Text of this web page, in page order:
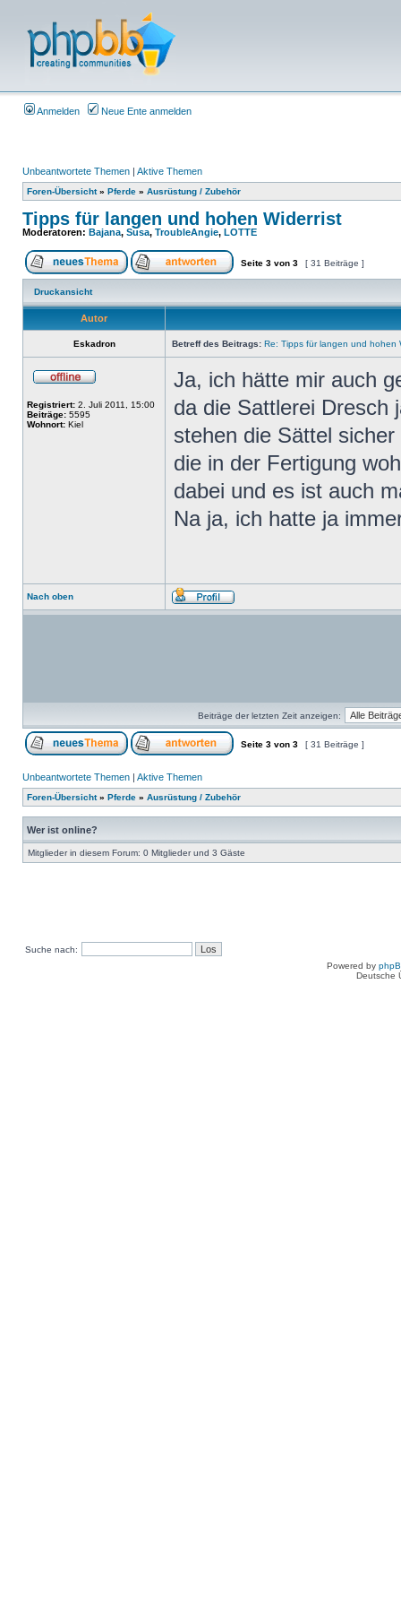
Anmelden Neue Ente anmelden
Unbeantwortete Themen | Aktive Themen
Foren-Übersicht» Pferde » Ausrüstung / Zubehör
Tipps für langen und hohen Widerrist
Moderatoren: Bajana, Susa, TroubleAngie, LOTTE
Seite 3 von 3 [ 31 Beiträge ]
Druckansicht
Autor
Eskadron Betreff des Beitrags: Re: Tipps für langen und hohen
Registriert: 2. Juli 2011, 15:00
Beiträge: 5595
Wohnort: Kiel
Ja, ich hätte mir auch
da die Sattlerei Dresch
stehen die Sättel
die in der Fertigung
dabei und es ist auch
Na ja, ich hatte ja
Nach oben
Beiträge der letzten Zeit anzeigen:
Seite 3 von 3 [ 31 Beiträge ]
Unbeantwortete Themen | Aktive Themen
Foren-Übersicht» Pferde » Ausrüstung / Zubehör
Wer ist online?
Mitglieder in diesem Forum: 0 Mitglieder und 3 Gäste
Suche nach:
Powered by
Deutsche